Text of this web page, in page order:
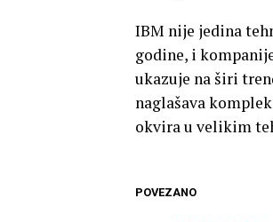
IBM nije jedina
godine, i
ukazuje na širi
naglašava
okvira u velikim
POVEZANO